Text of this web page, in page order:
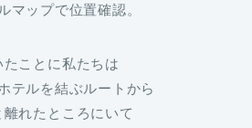
マップで位置確認。
たことに私たちは
テルを結ぶルートから
離れたところにいて